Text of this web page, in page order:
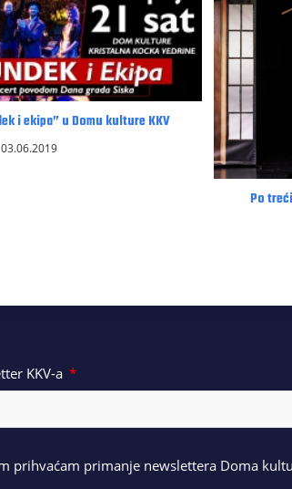
i ekipa” u Domu kulture KKV
03.06.2019
Po
KKV-a
prihvaćam primanje newslettera Doma